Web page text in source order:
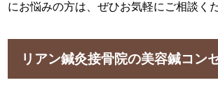
にお悩みの方は、ぜひお気軽にご相談く
リアン鍼灸接骨院の美容鍼コン